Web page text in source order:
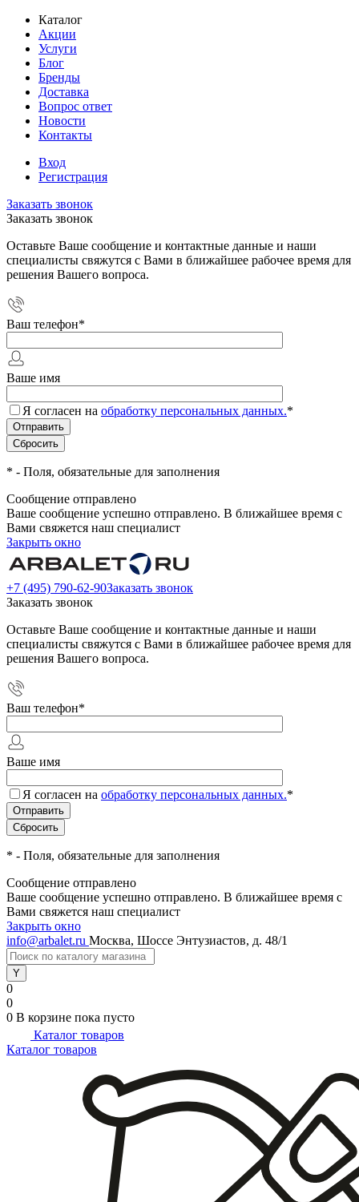
Каталог
Акции
Услуги
Блог
Бренды
Доставка
Вопрос ответ
Новости
Контакты
Вход
Регистрация
Заказать звонок
Заказать звонок
Оставьте Ваше сообщение и контактные данные и наши
специалисты свяжутся с Вами в ближайшее рабочее время для
решения Вашего вопроса.
Ваш телефон*
Ваше имя
Я согласен на обработку персональных данных.*
* - Поля, обязательные для заполнения
Сообщение отправлено
Ваше сообщение успешно отправлено. В ближайшее время с
Вами свяжется наш специалист
Закрыть окно
+7 (495) 790-62-90Заказать звонок
Заказать звонок
Оставьте Ваше сообщение и контактные данные и наши
специалисты свяжутся с Вами в ближайшее рабочее время для
решения Вашего вопроса.
Ваш телефон*
Ваше имя
Я согласен на обработку персональных данных.*
* - Поля, обязательные для заполнения
Сообщение отправлено
Ваше сообщение успешно отправлено. В ближайшее время с
Вами свяжется наш специалист
Закрыть окно
info@arbalet.ru Москва, Шоссе Энтузиастов, д. 48/1
0
0
0 В корзине пока пусто
Каталог товаров
Каталог товаров